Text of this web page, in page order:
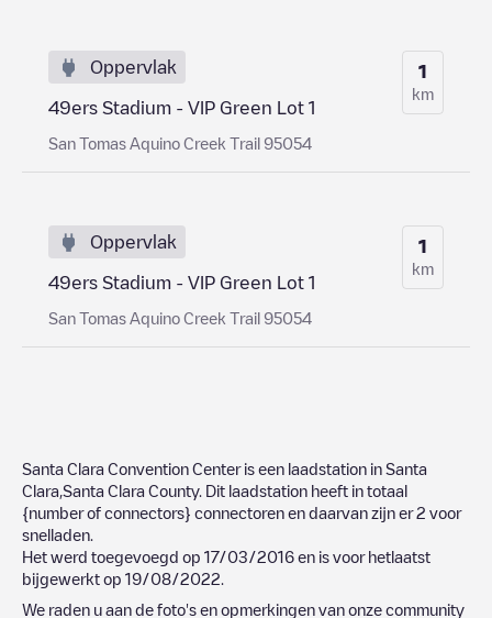
Oppervlak
49ers Stadium - VIP Green Lot 1
San Tomas Aquino Creek Trail 95054
1
km
Oppervlak
49ers Stadium - VIP Green Lot 1
San Tomas Aquino Creek Trail 95054
1
km
Santa Clara Convention Centeris een laadstation in Santa
Clara Santa Clara County. Dit laadstation heeft in totaal
{number of connectors} connectoren en daarvan zijn er2 voor
snelladen.
Het werd toegevoegd op 17/03/2016 en is voor hetlaatst
bijgewerkt op 19/08/2022
We raden u aan de foto's en opmerkingen van onze community